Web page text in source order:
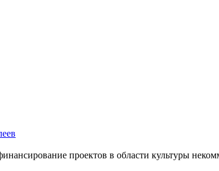
проектов в области культуры